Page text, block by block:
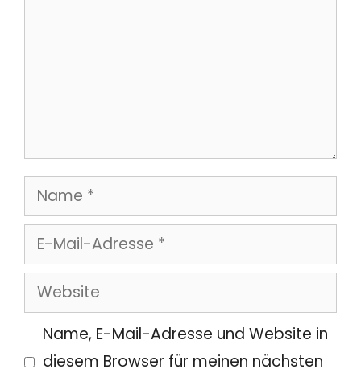
Name
E-
Mail-
Adresse
Website
Name, E-Mail-Adresse und Website in
diesem Browser für meinen nächsten